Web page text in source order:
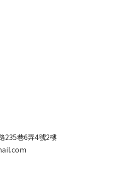
235巷6弄4號2樓